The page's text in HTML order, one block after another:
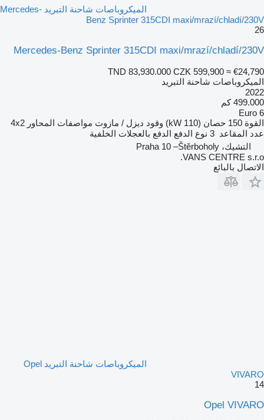
الميكروباصات شاحنة التبريد Mercedes-
Benz Sprinter 315CDI maxi/mrazí/chladí/230V
26
Mercedes-Benz Sprinter 315CDI maxi/mrazí/chladí/230V
TND 83,930.000 CZK 599,900 ≈ €24,790
الميكروباصات شاحنة التبريد
2022
499.000 كم
Euro 6
القوة 150 حصان (110 kW) وقود ديزل / مازوت مواصفات المحاور 4x2
عدد المقاعد 3 نوع الدفع الدفع بالعجلات الخلفية
التشيك، Praha 10 –Štěrboholy
VANS CENTRE s.r.o.
الاتصال بالبائع
الميكروباصات شاحنة التبريد Opel
VIVARO
14
Opel VIVARO